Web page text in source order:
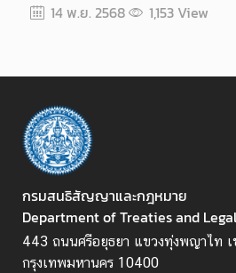
ฎ
ย
/
ร
ะ
เ
บี
ย
บ
14 พ.ย. 2568 1,153View
กรมสนธิสัญญาและกฎหมาย
Department of Treaties and
443 ถนนศรีอยุธยา แขวงทุ่งพญาไท เ
กรุงเทพมหานคร 10400